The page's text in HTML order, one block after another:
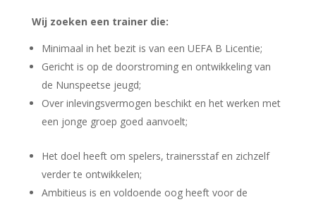
Wij zoeken een trainer die:
Minimaal in het bezit is van een UEFA B Licentie;
Gericht is op de doorstroming en ontwikkeling van
de Nunspeetse jeugd;
Over inlevingsvermogen beschikt en het werken met
een jonge groep goed aanvoelt;
Het doel heeft om spelers, trainersstaf en zichzelf
verder te ontwikkelen;
Ambitieus is en voldoende oog heeft voor de